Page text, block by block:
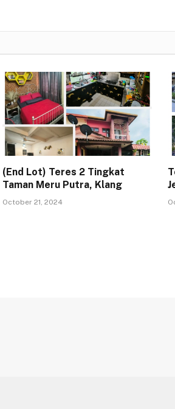
(End Lot) Teres 2 Tingkat
Taman Meru Putra, Klang
October 21, 2024